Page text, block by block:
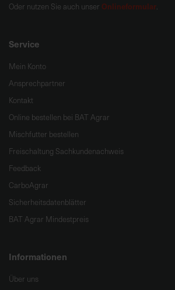
Oder nutzen Sie auch unser Onlineformular.
Service
Mein Konto
Ansprechpartner
Kontakt
Online bestellen bei BAT Agrar
Mischfutter bestellen
Freischaltung Sachkundenachweis
Feedback
CarboAgrar
Sicherheitsdatenblätter
BAT Agrar Mindestpreis
Informationen
Über uns